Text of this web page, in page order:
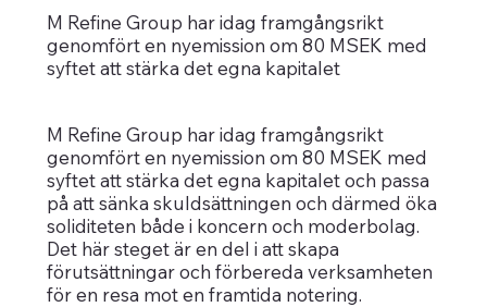
M Refine Group har idag framgångsrikt
genomfört en nyemission om 80 MSEK med
syftet att stärka det egna kapitalet
M Refine Group har idag framgångsrikt
genomfört en nyemission om 80 MSEK med
syftet att stärka det egna kapitalet och passa
på att sänka skuldsättningen och därmed öka
soliditeten både i koncern och moderbolag.
Det här steget är en del i att skapa
förutsättningar och förbereda verksamheten
för en resa mot en framtida notering.